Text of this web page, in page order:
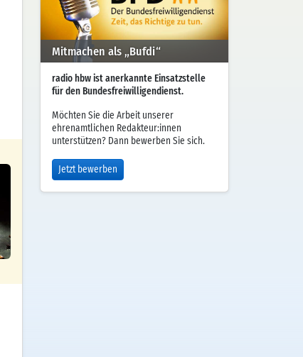
Mitmachen als „Bufdi“
radio hbw ist anerkannte Einsatzstelle
für den Bundesfreiwilligendienst.
Möchten Sie die Arbeit unserer
ehrenamtlichen Redakteur:innen
unterstützen? Dann bewerben Sie sich.
Jetzt bewerben